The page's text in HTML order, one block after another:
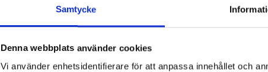
Samtycke
Denna webbplats använder cookies
Vi använder enhetsidentifierare för att anpassa innehållet och
Mer information hittar du bland annat